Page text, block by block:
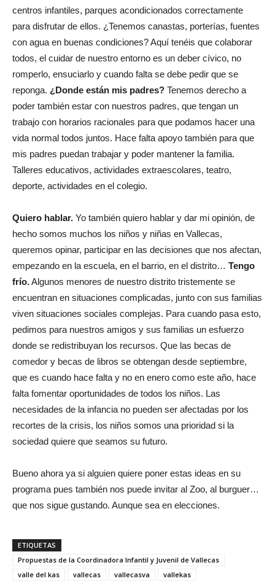
centros infantiles, parques acondicionados correctamente
para disfrutar de ellos. ¿Tenemos canastas, porterías, fuentes
con agua en buenas condiciones? Aquí tenéis que colaborar
todos, el cuidar de nuestro entorno es un deber cívico, no
romperlo, ensuciarlo y cuando falta se debe pedir que se
reponga. ¿Donde están mis padres? Tenemos derecho a
poder también estar con nuestros padres, que tengan un
trabajo con horarios racionales para que podamos hacer una
vida normal todos juntos. Hace falta apoyo también para que
mis padres puedan trabajar y poder mantener la familia.
Talleres educativos, actividades extraescolares, teatro,
deporte, actividades en el colegio.
Quiero hablar. Yo también quiero hablar y dar mi opinión, de
hecho somos muchos los niños y niñas en Vallecas,
queremos opinar, participar en las decisiones que nos afectan,
empezando en la escuela, en el barrio, en el distrito… Tengo
frío.Algunos menores de nuestro distrito tristemente se
encuentran en situaciones complicadas, junto con sus familias
viven situaciones sociales complejas. Para cuando pasa esto,
pedimos para nuestros amigos y sus familias un esfuerzo
donde se redistribuyan los recursos. Que las becas de
comedor y becas de libros se obtengan desde septiembre,
que es cuando hace falta y no en enero como este año, hace
falta fomentar oportunidades de todos los niños. Las
necesidades de la infancia no pueden ser afectadas por los
recortes de la crisis, los niños somos una prioridad si la
sociedad quiere que seamos su futuro.
Bueno ahora ya si alguien quiere poner estas ideas en su
programa pues también nos puede invitar al Zoo, al burguer…
que nos sigue gustando. Aunque sea en elecciones.
ETIQUETAS
Propuestas de la Coordinadora Infantil y Juvenil de Vallecas
valle del kas
vallecas vallecasva vallekas